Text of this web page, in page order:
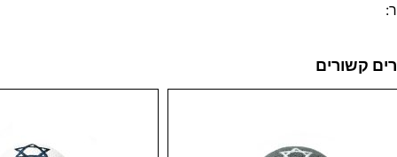
קשורים